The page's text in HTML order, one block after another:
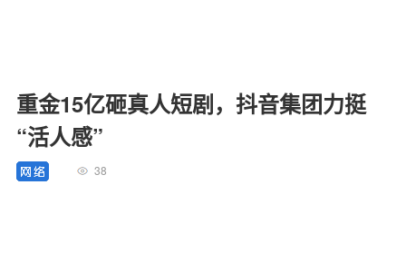
重金15亿砸真人短剧，抖音集团力挺
“活人感”
38